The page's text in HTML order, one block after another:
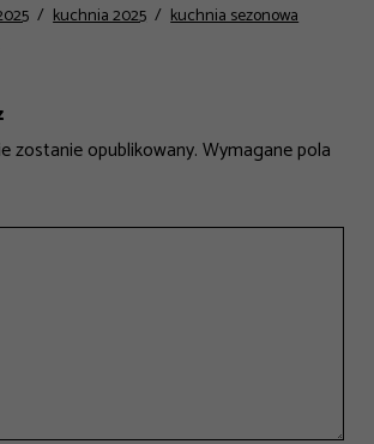
kuchnia 2025
kuchnia sezonowa
zostanie opublikowany.Wymagane pola